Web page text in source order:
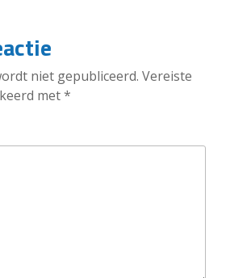
niet gepubliceerd. Vereiste
met*